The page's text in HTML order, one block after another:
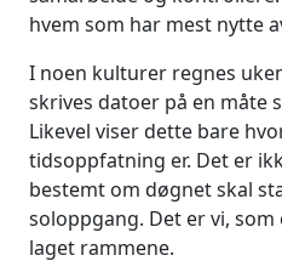
hvem som har mest nytte
I noen kulturer regnes
skrives datoer på en måte
Likevel viser dette bare
tidsoppfatning er. Det er
bestemt om døgnet skal
soloppgang. Det er vi,
laget rammene.